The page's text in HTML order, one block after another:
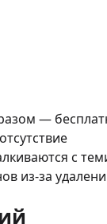
—
с
из-за